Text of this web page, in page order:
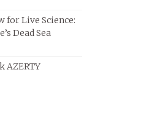
for Live Science:
Dead Sea
AZERTY